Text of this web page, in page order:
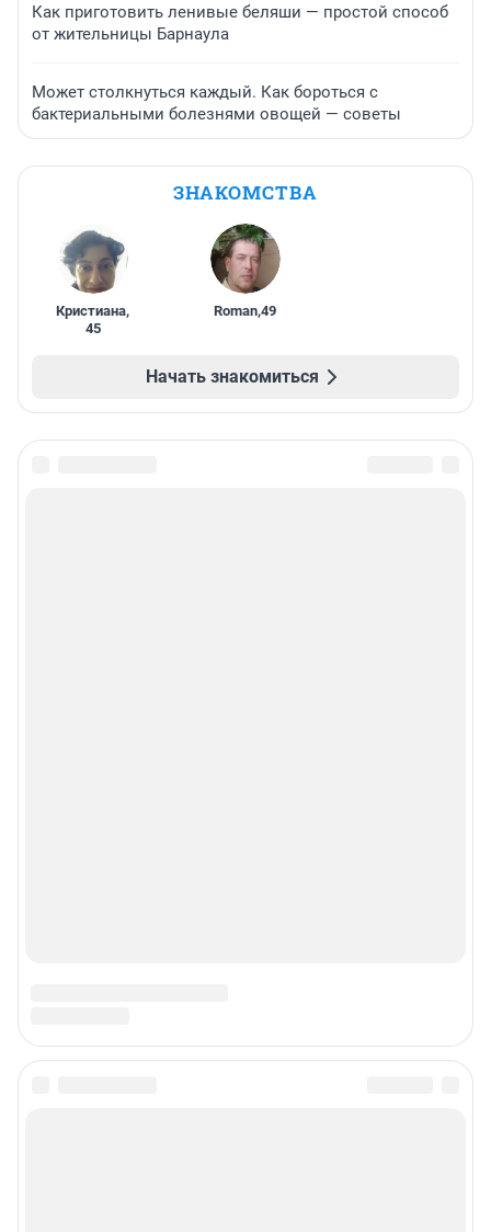
Как приготовить ленивые беляши — простой способ
от жительницы Барнаула
Может столкнуться каждый. Как бороться с
бактериальными болезнями овощей — советы
ЗНАКОМСТВА
Кристиана,
45
Roman,49
Начать знакомиться